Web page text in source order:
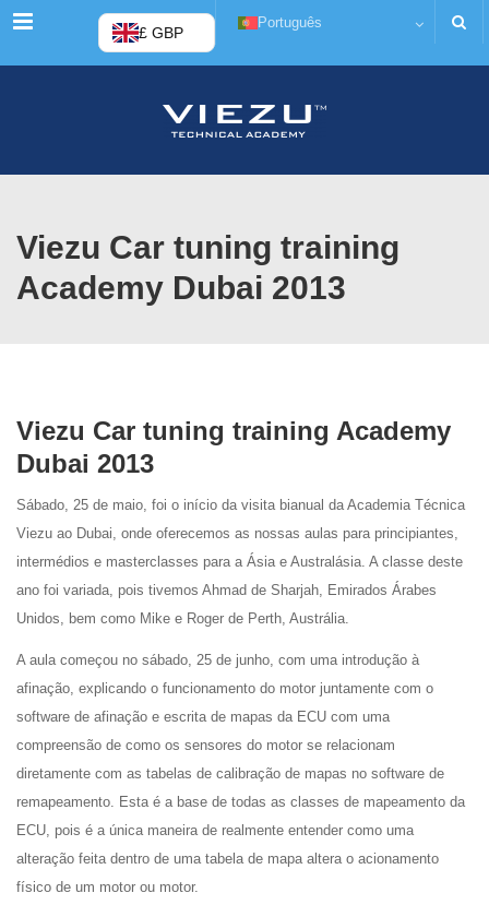
Cardápio £ GBP
Português
Viezu Car tuning training
Academy Dubai 2013
Viezu Car tuning training Academy
Dubai 2013
Sábado, 25 de maio, foi o início da visita bianual da Academia Técnica
Viezu ao Dubai, onde oferecemos as nossas aulas para principiantes,
intermédios e masterclasses para a Ásia e Australásia. A classe deste
ano foi variada, pois tivemos Ahmad de Sharjah, Emirados Árabes
Unidos, bem como Mike e Roger de Perth, Austrália.
A aula começou no sábado, 25 de junho, com uma introdução à
afinação, explicando o funcionamento do motor juntamente com o
software de afinação e escrita de mapas da ECU com uma
compreensão de como os sensores do motor se relacionam
diretamente com as tabelas de calibração de mapas no software de
remapeamento. Esta é a base de todas as classes de mapeamento da
ECU, pois é a única maneira de realmente entender como uma
alteração feita dentro de uma tabela de mapa altera o acionamento
físico de um motor ou motor.